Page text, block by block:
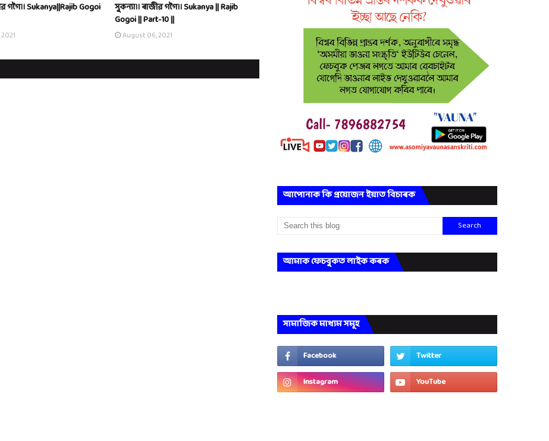
গগৈ।। Sukanya||Rajib Gogoi
সুকন্যা।। ৰাজীৱ গগৈ।। Sukanya || Rajib
Gogoi || Part-10 ||
August 06, 2021
আপোনাক কি প্ৰয়োজন ইয়াত বিচাৰক
আমাক ফেচবুকত লাইক কৰক
সামাজিক মাধ্যম সমূহ